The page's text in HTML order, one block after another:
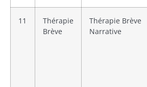
11
Thérapie
Brève
Thérapie Brève
Narrative